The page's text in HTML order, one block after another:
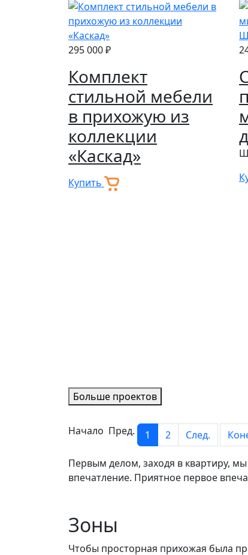
295 000 ₽
Комплект
стильной мебели
в прихожую из
коллекции
«Каскад»
Купить
Больше проектов
Начало Пред. 1 2 След.
Первым делом, заходя в квартиру,
впечатление. Приятное первое
Зоны
Чтобы просторная прихожая была